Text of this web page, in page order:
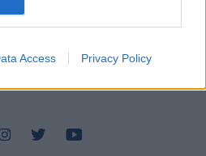
Access Privacy Policy